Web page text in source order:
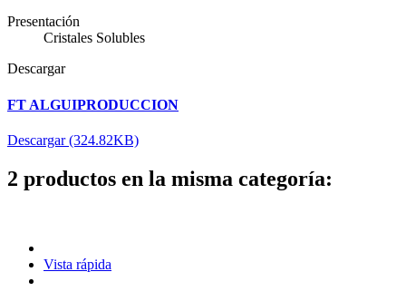
Presentación
Cristales Solubles
Descargar
FT ALGUIPRODUCCION
Descargar (324.82KB)
2 productos en la misma categoría:
Vista rápida